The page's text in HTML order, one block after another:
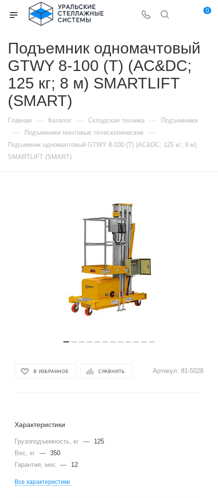
0
Подъемник одномачтовый
GTWY 8-100 (T) (AC&DC;
125 кг; 8 м) SMARTLIFT
(SMART)
Главная — Каталог — Складская техника — Подъемники
— Подъемники мачтовые телескопические —
Подъемник одномачтовый GTWY 8-100 (T) (AC&DC; 125 кг; 8 м)
SMARTLIFT (SMART)
В ИЗБРАННОЕ СРАВНИТЬ Артикул: 81-5028
Характеристики
Грузоподъемность, кг —
125
Вес, кг — 350
Гарантия, мес
— 12
Все характеристики